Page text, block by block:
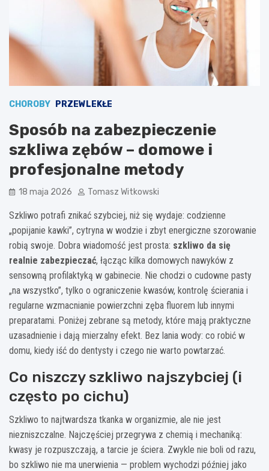
CHOROBY PRZEWLEKŁE
Sposób na zabezpieczenie
szkliwa zębów – domowe i
profesjonalne metody
18 maja 2026 Tomasz Witkowski
Szkliwo potrafi znikać szybciej, niż się wydaje: codzienne
„popijanie kawki”, cytryna w wodzie i zbyt energiczne szorowanie
robią swoje. Dobra wiadomość jest prosta: szkliwo da się
realnie zabezpieczać, łącząc kilka domowych nawyków z
sensowną profilaktyką w gabinecie. Nie chodzi o cudowne pasty
„na wszystko”, tylko o ograniczenie kwasów, kontrolę ścierania i
regularne wzmacnianie powierzchni zęba fluorem lub innymi
preparatami. Poniżej zebrane są metody, które mają praktyczne
uzasadnienie i dają mierzalny efekt. Bez lania wody: co robić w
domu, kiedy iść do dentysty i czego nie warto powtarzać.
Co niszczy szkliwo najszybciej (i
często po cichu)
Szkliwo to najtwardsza tkanka w organizmie, ale nie jest
niezniszczalne. Najczęściej przegrywa z chemią i mechaniką:
kwasy je rozpuszczają, a tarcie je ściera. Zwykle nie boli od razu,
bo szkliwo nie ma unerwienia — problem wychodzi później jako